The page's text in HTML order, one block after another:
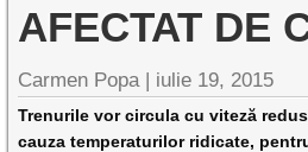
AFECTAT DE
Carmen Popa | iulie 19, 2015
Trenurile vor circula cu viteză
cauza temperaturilor ridicate,